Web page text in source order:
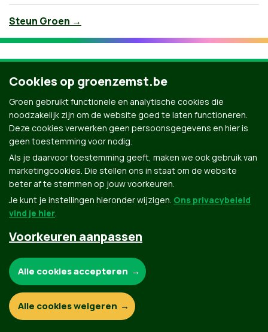
Steun Groen →
Groen.be
© Copyright Groen 2026 | Gemaakt metNationBuilder| Gebouwd doorTectonica
Contact Privacybeleid
Cookies op groenzemst.be
Groen gebruikt functionele en analytische cookies die
noodzakelijk zijn om de website goed te laten functioneren.
Deze cookies verwerken geen persoonsgegevens en hier is
geen toestemming voor nodig.
Als je daarvoor toestemming geeft, maken we ook gebruik van
marketingcookies. Die stellen ons in staat om de website
beter af te stemmen op jouw voorkeuren.
Je kunt je instellingen hieronder wijzigen. Ons privacybeleid
vind je hier.
Voorkeuren aanpassen
Functionele en analytische cookies:
Alle cookies accepteren
Alle cookies weigeren